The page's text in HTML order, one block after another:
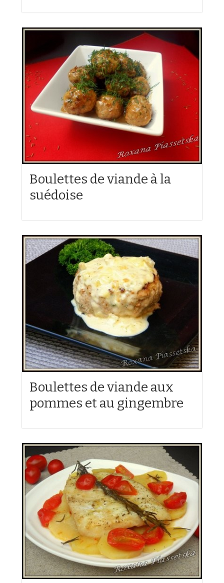
Boulettes de viande à la
suédoise
Boulettes de viande aux
pommes et au gingembre